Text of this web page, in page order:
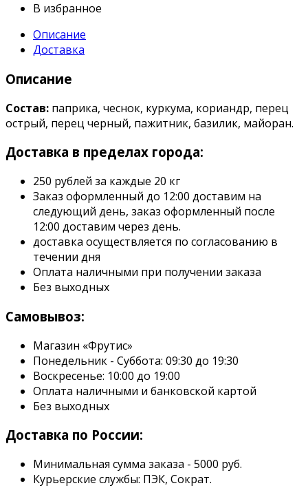
В избранное
Описание
Доставка
Описание
Состав: паприка, чеснок, куркума, кориандр, перец
острый, перец черный, пажитник, базилик, майоран.
Доставка в пределах города:
250 рублей за каждые 20 кг
Заказ оформленный до 12:00 доставим на
следующий день, заказ оформленный после
12:00 доставим через день.
доставка осуществляется по согласованию в
течении дня
Оплата наличными при получении заказа
Без выходных
Самовывоз:
Магазин «Фрутис»
Понедельник - Суббота: 09:30 до 19:30
Воскресенье: 10:00 до 19:00
Оплата наличными и банковской картой
Без выходных
Доставка по России:
Минимальная сумма заказа - 5000 руб.
Курьерские службы: ПЭК, Сократ.